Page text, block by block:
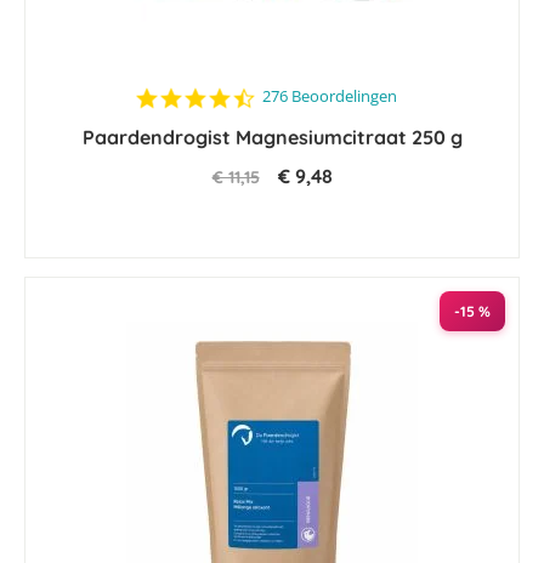
4.6
rating
276 Beoordelingen
Paardendrogist Magnesiumcitraat 250 g
€ 11,15 € 9,48
-15 %